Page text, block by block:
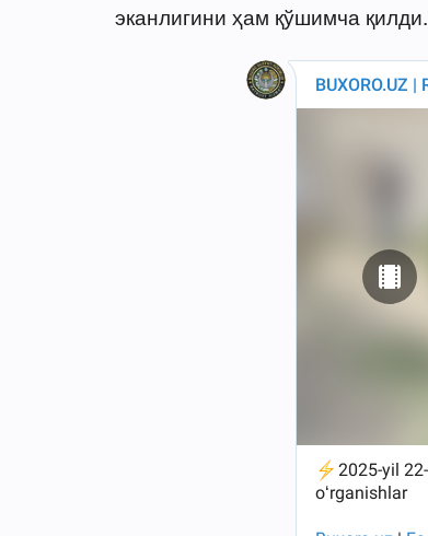
эканлигини ҳам қўшимча қилди.